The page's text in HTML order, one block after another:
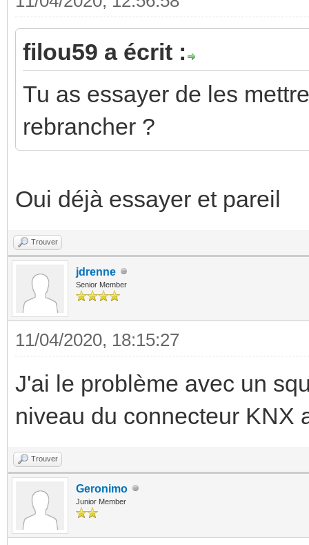
filou59 a écrit :
Tu as essayer de les
rebrancher ?
Oui déjà essayer et pareil
Trouver
jdrenne
Senior Member
11/04/2020, 18:15:27
J'ai le problème avec un
niveau du connecteur KNX
Trouver
Geronimo
Junior Member